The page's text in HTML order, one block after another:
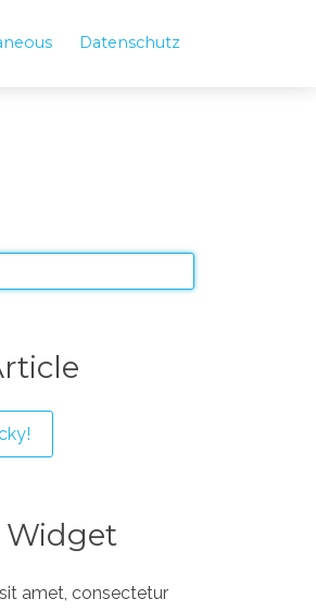
Datenschutz
Widget
amet, consectetur